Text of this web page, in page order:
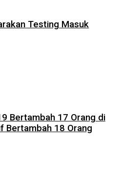
Testing Masuk
Bertambah 17 Orang di
Bertambah 18 Orang